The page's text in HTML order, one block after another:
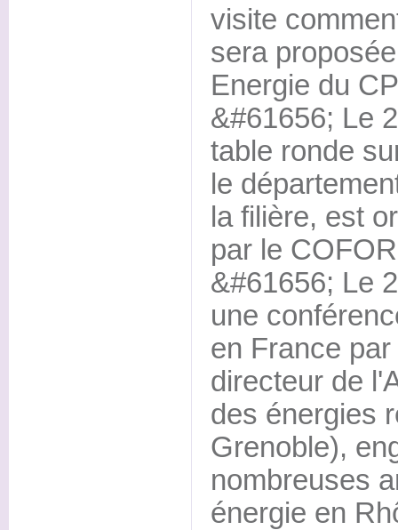
visite
sera
Energie du
&#61656; Le
table ronde
le
la filière, est
par le
&#61656; Le
une
en France
directeur de
des énergies
Grenoble),
nombreuses
énergie en